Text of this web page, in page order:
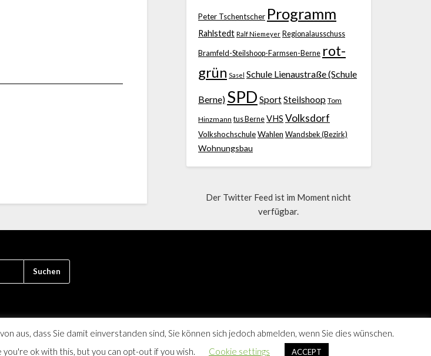
Peter Tschentscher Programm
Rahlstedt Ralf Niemeyer Regionalausschuss
Bramfeld-Steilshoop-Farmsen-Berne rot-
grün Sasel Schule Lienaustraße (Schule
Berne) SPD SportSteilshoop Tom
Hinzmann tus Berne VHS Volksdorf
VolkshochschuleWahlen Wandsbek (Bezirk)
Wohnungsbau
Der Twitter Feed ist im Moment nicht
verfügbar.
aus, dass Sie damit einverstanden sind, Sie können sich jedoch abmelden, wenn Sie dies wünschen.
ok with this, but you can opt-out if you wish.
Cookie settings ACCEPT